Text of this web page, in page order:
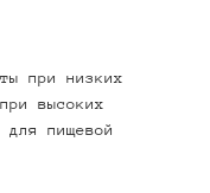
при низких
высоких
для пищевой